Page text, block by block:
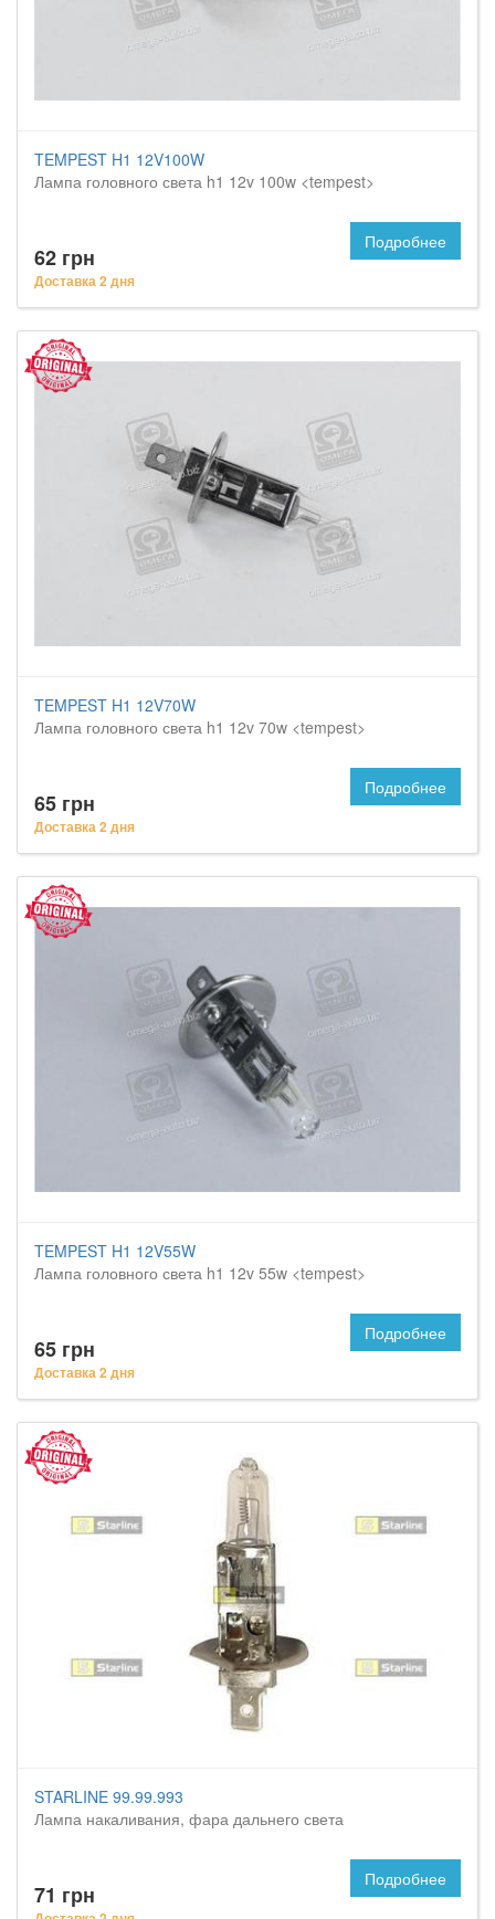
TEMPEST H1 12V100W
Лампа головного света h1 12v 100w <tempest>
62 грн
Доставка 2 дня
Подробнее
TEMPEST H1 12V70W
Лампа головного света h1 12v 70w <tempest>
65 грн
Доставка 2 дня
Подробнее
TEMPEST H1 12V55W
Лампа головного света h1 12v 55w <tempest>
65 грн
Доставка 2 дня
Подробнее
STARLINE 99.99.993
Лампа накаливания, фара дальнего света
71 грн
Подробнее